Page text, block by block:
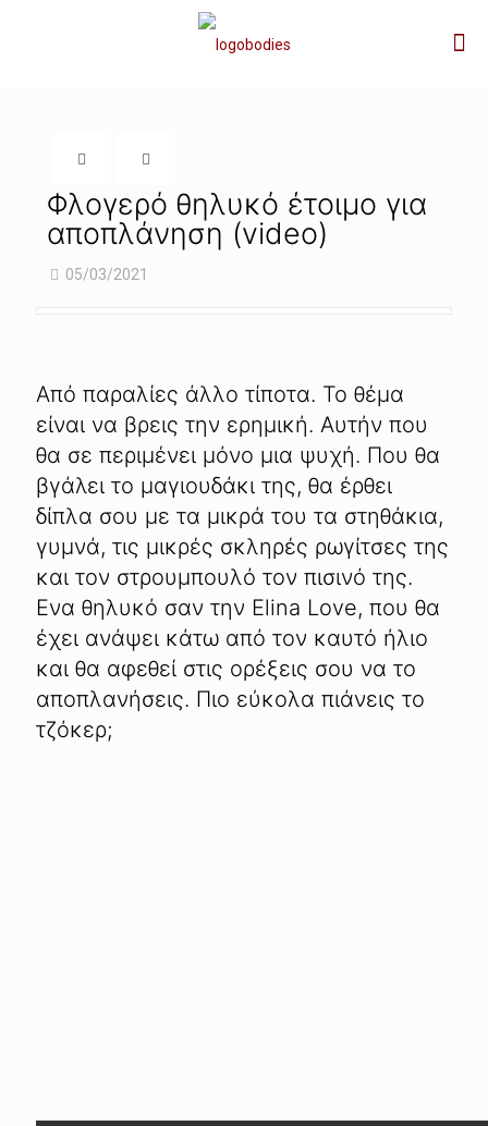
Φλογερό θηλυκό έτοιμο για
αποπλάνηση (video)
05/03/2021
Από παραλίες άλλο τίποτα. Το θέμα
είναι να βρεις την ερημική. Αυτήν που
θα σε περιμένει μόνο μια ψυχή. Που θα
βγάλει το μαγιουδάκι της, θα έρθει
δίπλα σου με τα μικρά του τα στηθάκια,
γυμνά, τις μικρές σκληρές ρωγίτσες της
και τον στρουμπουλό τον πισινό της.
Ενα θηλυκό σαν την Elina Love, που θα
έχει ανάψει κάτω από τον καυτό ήλιο
και θα αφεθεί στις ορέξεις σου να το
αποπλανήσεις. Πιο εύκολα πιάνεις το
τζόκερ;